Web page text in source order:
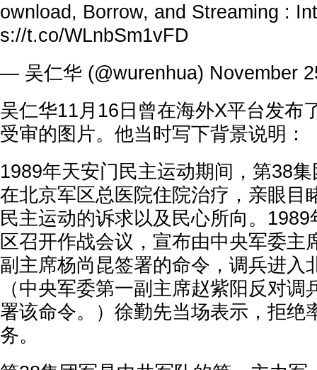
ownload, Borrow, and Streaming :
s://t.co/WLnbSm1vFD
— 吴仁华 (@wurenhua) November
吴仁华11月16日曾在海外X平台发布
受审的图片。他当时写下背景说明：
1989年天安门民主运动期间，第38
在北京军区总医院住院治疗，亲眼目
民主运动的诉求以及民心所向。
区召开作战会议，宣布由中央军委主
副主席杨尚昆签署的命令，调兵进入
（中央军委第一副主席赵紫阳反对
署该命令。）徐勤先当场表示，拒绝
务。